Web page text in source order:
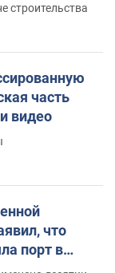
строительства
часть
видео
что
порт в